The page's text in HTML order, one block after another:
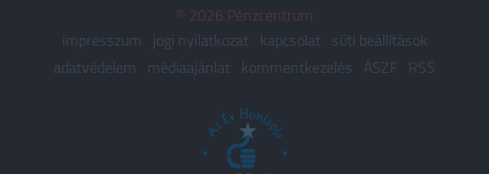
© 2026 Pénzcentrum
impresszum
jogi nyilatkozat kapcsolat
süti beállítások
adatvédelem
médiaajánlat kommentkezelés ÁSZF RSS